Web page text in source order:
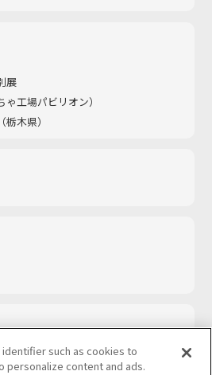
展
工場パビリオン）​
木県）
such as cookies to
personalize content and ads.